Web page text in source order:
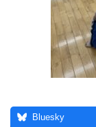
Bluesky